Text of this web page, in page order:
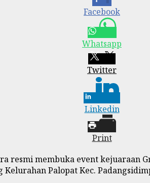
Facebook
Whatsapp
Twitter
Linkedin
Print
resmi membuka event
Palopat Kec.